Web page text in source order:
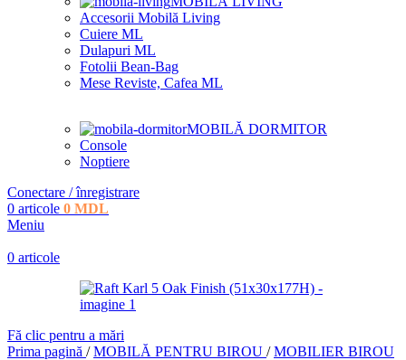
Accesorii Mobilă Living
Cuiere ML
Dulapuri ML
Fotolii Bean-Bag
Mese Reviste, Cafea ML
MOBILĂ DORMITOR
Console
Noptiere
Conectare / înregistrare
0 articole 0 MDL
Meniu
0 articole
Fă clic pentru a mări
Prima pagină / MOBILĂ PENTRU BIROU / MOBILIER BIROU